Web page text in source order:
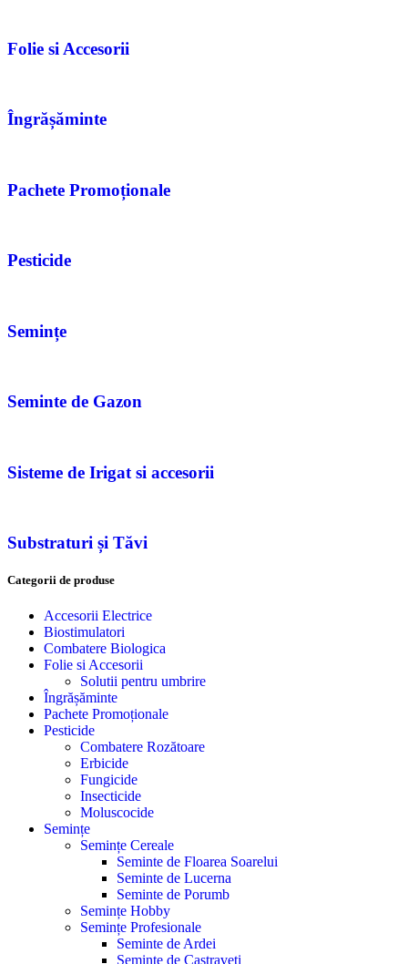
Folie si Accesorii
Îngrășăminte
Pachete Promoționale
Pesticide
Semințe
Seminte de Gazon
Sisteme de Irigat si accesorii
Substraturi și Tăvi
Categorii de produse
Accesorii Electrice
Biostimulatori
Combatere Biologica
Folie si Accesorii
Solutii pentru umbrire
Îngrășăminte
Pachete Promoționale
Pesticide
Combatere Rozătoare
Erbicide
Fungicide
Insecticide
Moluscocide
Semințe
Semințe Cereale
Seminte de Floarea Soarelui
Seminte de Lucerna
Seminte de Porumb
Semințe Hobby
Semințe Profesionale
Seminte de Ardei
Seminte de Castraveti